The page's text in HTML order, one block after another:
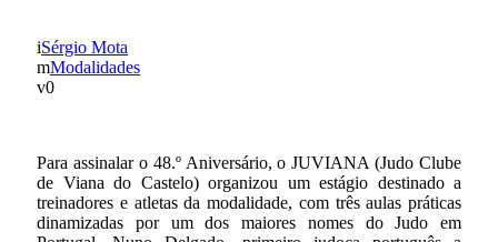
Sérgio Mota
Modalidades
0
Para assinalar o 48.º Aniversário, o JUVIANA (Judo Clube
de Viana do Castelo) organizou um estágio destinado a
treinadores e atletas da modalidade, com três aulas práticas
dinamizadas por um dos maiores nomes do Judo em